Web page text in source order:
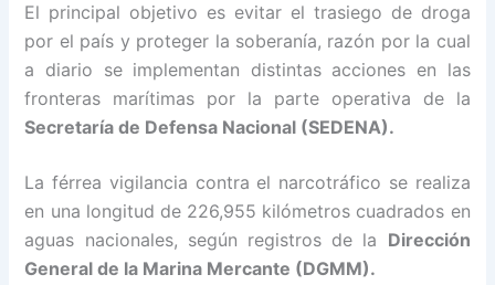
El principal objetivo es evitar el trasiego de droga
por el país y proteger la soberanía, razón por la cual
a diario se implementan distintas acciones en las
fronteras marítimas por la parte operativa de la
Secretaría de Defensa Nacional (SEDENA).
La férrea vigilancia contra el narcotráfico se realiza
en una longitud de 226,955 kilómetros cuadrados en
aguas nacionales, según registros de la Dirección
General de la Marina Mercante (DGMM).